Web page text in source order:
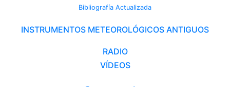
Bibliografía Actualizada
INSTRUMENTOS METEOROLÓGICOS ANTIGUOS
RADIO
VÍDEOS